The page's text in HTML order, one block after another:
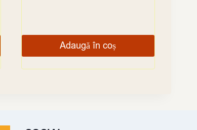
Adaugă în coș